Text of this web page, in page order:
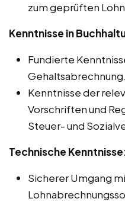
zum geprüften
Kenntnisse in
Fundierte
Gehaltsabrechnung.
Kenntnisse der
Vorschriften und
Steuer- und
Technische
Sicherer Umgang